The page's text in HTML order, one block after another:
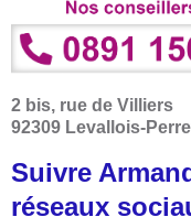
2 bis, rue de Villiers
92309 Levallois-
Suivre
réseaux